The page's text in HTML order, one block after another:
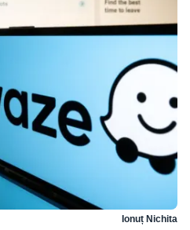
Ionuț Nichita